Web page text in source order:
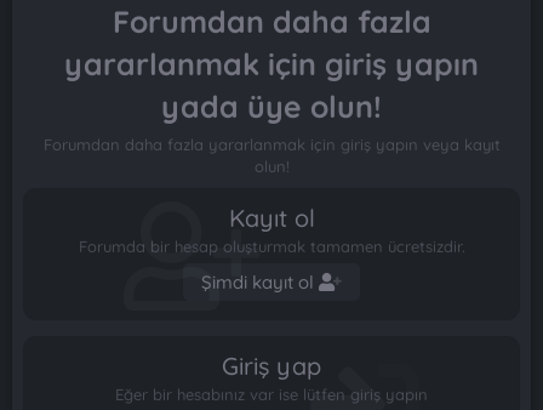
Forumdan daha fazla
yararlanmak için giriş yapın
yada üye olun!
Forumdan daha fazla yararlanmak için giriş yapın veya kayıt
olun!
Kayıt ol
Forumda bir hesap oluşturmak tamamen ücretsizdir.
Şimdi kayıt ol
Giriş yap
Eğer bir hesabınız var ise lütfen giriş yapın